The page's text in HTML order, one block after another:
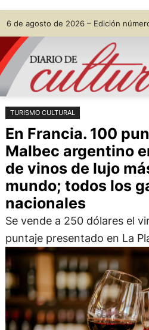
Saltar
al
contenido
Skip
to
content
6 de agosto de 2026 – Edición
TURISMO CULTURAL
En Francia. 100
Malbec argentino
de vinos de lujo
mundo; todos los
nacionales
Se vende a 250 dólares el
puntaje presentado en La